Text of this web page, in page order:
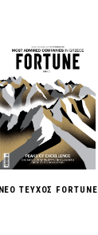
ΝΕΟ ΤΕΥΧΟΣ FORTUNE